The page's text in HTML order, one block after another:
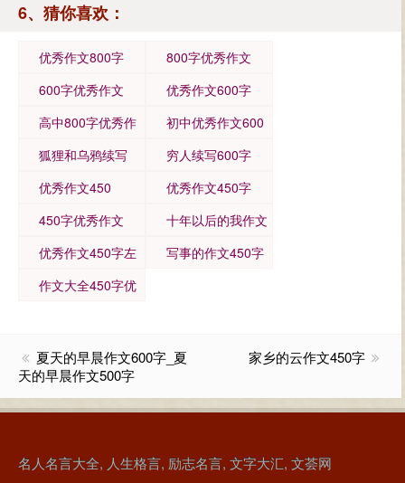
6、猜你喜欢：
优秀作文800字
800字优秀作文
600字优秀作文
优秀作文600字
高中800字优秀作
文
初中优秀作文600
字
狐狸和乌鸦续写
穷人续写600字
优秀作文450
优秀作文450字
450字优秀作文
十年以后的我作文
600
优秀作文450字左
右
写事的作文450字
作文大全450字优
夏天的早晨作文600字_夏
天的早晨作文500字
家乡的云作文450字
名人名言大全, 人生格言, 励志名言, 文字大汇, 文荟网